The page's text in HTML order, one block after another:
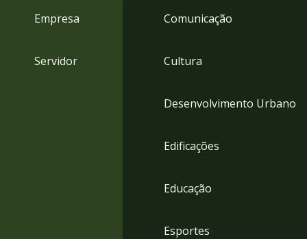
Empresa
Servidor
Comunicação
Cultura
Desenvolvimento Urbano
Edificações
Educação
Esportes